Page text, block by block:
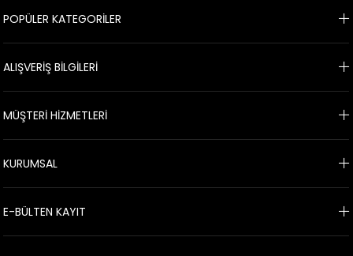
POPÜLER KATEGORİLER
ALIŞVERİŞ BİLGİLERİ
MÜŞTERİ HİZMETLERİ
KURUMSAL
E-BÜLTEN KAYIT